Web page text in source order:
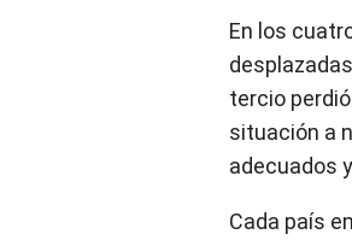
En los
tercio
situación a
adecuados
Cada país